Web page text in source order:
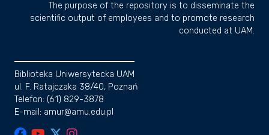
The purpose of the repository is to disseminate the
scientific output of employees and to promote research
conducted at UAM.
Biblioteka Uniwersytecka UAM
ul. F. Ratajczaka 38/40, Poznań
Telefon: (61) 829-3878
E-mail: amur@amu.edu.pl